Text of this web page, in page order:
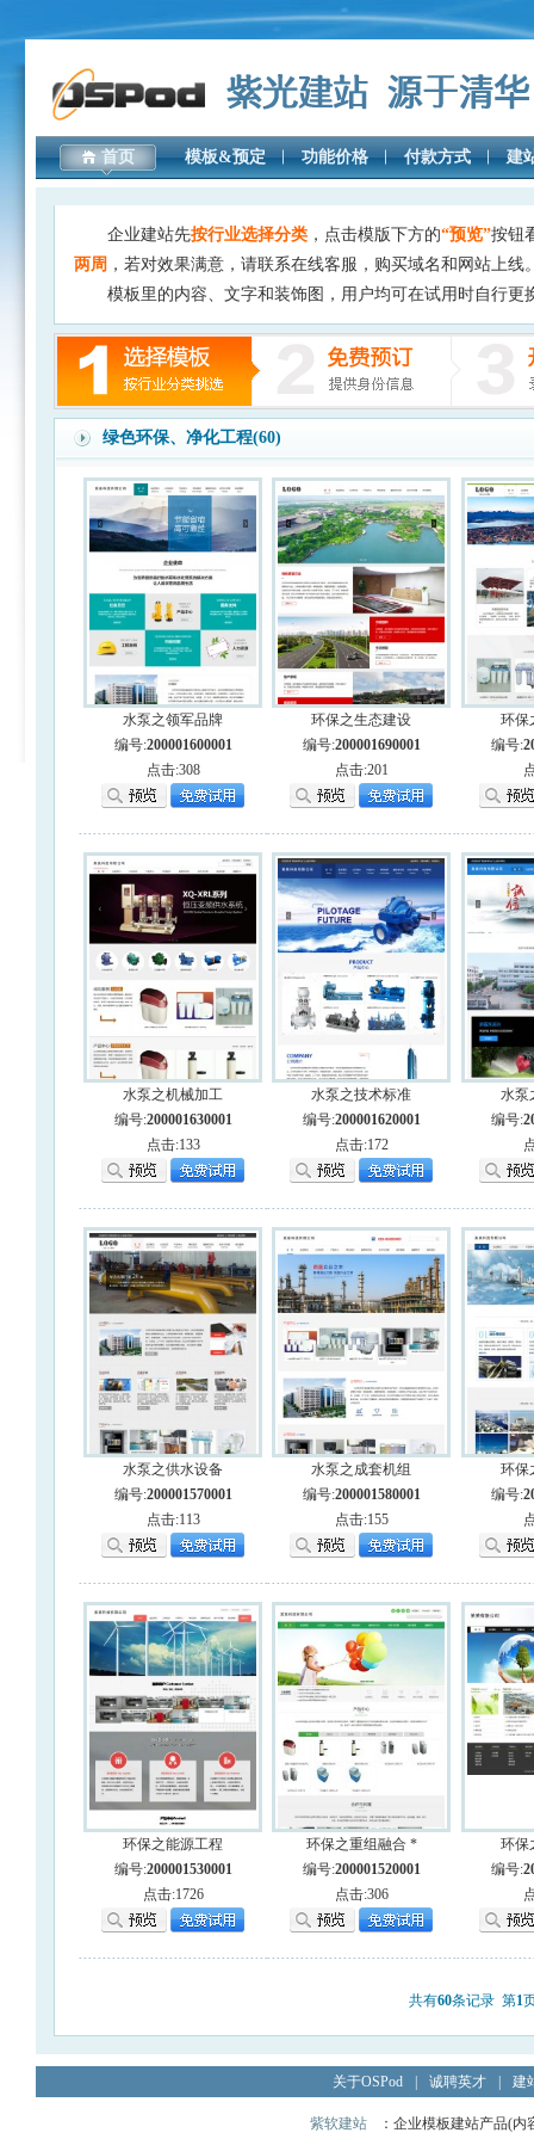
首页 模板&预定 功能价格 付款方式 建
企业建站先按行业选择分类 ，点击模版下方的“预览”按钮
两周 ，若对效果满意，请联系在线客服，购买域名和网站上线
模板里的内容、文字和装饰图，用户均可在试用时自行更
绿色环保、净化工程(60)
水泵之领军品牌
编号:200001600001
点击:308
环保之生态建设
编号:200001690001
点击:201
环保
编号:
水泵之机械加工
编号:200001630001
点击:133
水泵之技术标准
编号:200001620001
点击:172
水泵
编号:
水泵之供水设备
编号:200001570001
点击:113
水泵之成套机组
编号:200001580001
点击:155
环保
编号:
环保之能源工程
编号:200001530001
点击:1726
环保之重组融合 *
编号:200001520001
点击:306
环保
编号:
共有60条记录 第1
关于OSPod 诚聘英才 建
紫软建站 ：企业模板建站产品(